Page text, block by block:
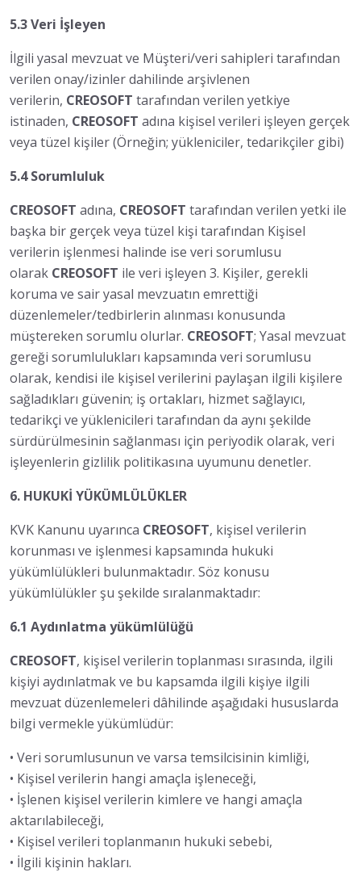
5.3 Veri İşleyen
İlgili yasal mevzuat ve Müşteri/veri sahipleri tarafından
verilen onay/izinler dahilinde arşivlenen
verilerin, CREOSOFT tarafından verilen yetkiye
istinaden, CREOSOFT adına kişisel verileri işleyen gerçek
veya tüzel kişiler (Örneğin; yükleniciler, tedarikçiler gibi)
5.4 Sorumluluk
CREOSOFT adına, CREOSOFT tarafından verilen yetki ile
başka bir gerçek veya tüzel kişi tarafından Kişisel
verilerin işlenmesi halinde ise veri sorumlusu
olarak CREOSOFT ile veri işleyen 3. Kişiler, gerekli
koruma ve sair yasal mevzuatın emrettiği
düzenlemeler/tedbirlerin alınması konusunda
müştereken sorumlu olurlar. CREOSOFT; Yasal mevzuat
gereği sorumlulukları kapsamında veri sorumlusu
olarak, kendisi ile kişisel verilerini paylaşan ilgili kişilere
sağladıkları güvenin; iş ortakları, hizmet sağlayıcı,
tedarikçi ve yüklenicileri tarafından da aynı şekilde
sürdürülmesinin sağlanması için periyodik olarak, veri
işleyenlerin gizlilik politikasına uyumunu denetler.
6. HUKUKİ YÜKÜMLÜLÜKLER
KVK Kanunu uyarınca CREOSOFT, kişisel verilerin
korunması ve işlenmesi kapsamında hukuki
yükümlülükleri bulunmaktadır. Söz konusu
yükümlülükler şu şekilde sıralanmaktadır:
6.1 Aydınlatma yükümlülüğü
CREOSOFT, kişisel verilerin toplanması sırasında, ilgili
kişiyi aydınlatmak ve bu kapsamda ilgili kişiye ilgili
mevzuat düzenlemeleri dâhilinde aşağıdaki hususlarda
bilgi vermekle yükümlüdür:
• Veri sorumlusunun ve varsa temsilcisinin kimliği,
• Kişisel verilerin hangi amaçla işleneceği,
• İşlenen kişisel verilerin kimlere ve hangi amaçla
aktarılabileceği,
• Kişisel verileri toplanmanın hukuki sebebi,
• İlgili kişinin hakları.